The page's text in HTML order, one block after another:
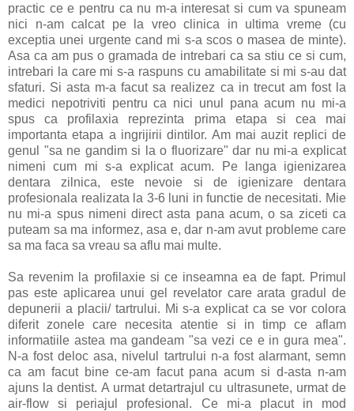
practic ce e pentru ca nu m-a interesat si cum va spuneam
nici n-am calcat pe la vreo clinica in ultima vreme (cu
exceptia unei urgente cand mi s-a scos o masea de minte).
Asa ca am pus o gramada de intrebari ca sa stiu ce si cum,
intrebari la care mi s-a raspuns cu amabilitate si mi s-au dat
sfaturi. Si asta m-a facut sa realizez ca in trecut am fost la
medici nepotriviti pentru ca nici unul pana acum nu mi-a
spus ca profilaxia reprezinta prima etapa si cea mai
importanta etapa a ingrijirii dintilor. Am mai auzit replici de
genul "sa ne gandim si la o fluorizare" dar nu mi-a explicat
nimeni cum mi s-a explicat acum. Pe langa igienizarea
dentara zilnica, este nevoie si de igienizare dentara
profesionala realizata la 3-6 luni in functie de necesitati. Mie
nu mi-a spus nimeni direct asta pana acum, o sa ziceti ca
puteam sa ma informez, asa e, dar n-am avut probleme care
sa ma faca sa vreau sa aflu mai multe.
Sa revenim la profilaxie si ce inseamna ea de fapt. Primul
pas este aplicarea unui gel revelator care arata gradul de
depunerii a placii/ tartrului. Mi s-a explicat ca se vor colora
diferit zonele care necesita atentie si in timp ce aflam
informatiile astea ma gandeam "sa vezi ce e in gura mea".
N-a fost deloc asa, nivelul tartrului n-a fost alarmant, semn
ca am facut bine ce-am facut pana acum si d-asta n-am
ajuns la dentist. A urmat detartrajul cu ultrasunete, urmat de
air-flow si periajul profesional. Ce mi-a placut in mod